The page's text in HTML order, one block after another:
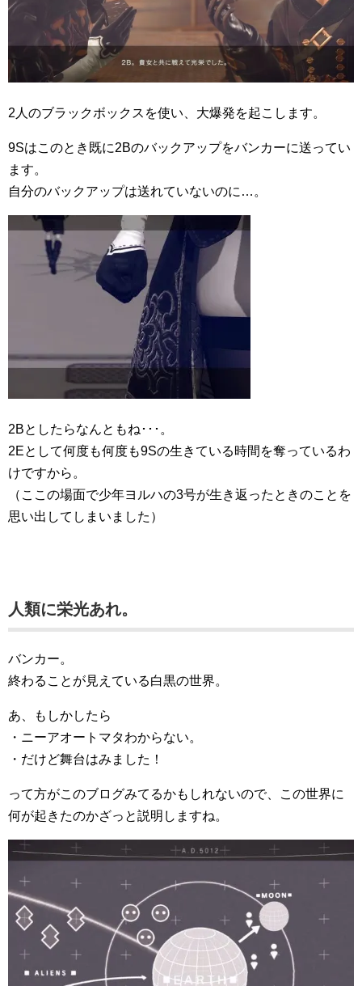
2人のブラックボックスを使い、大爆発を起こします。
9Sはこのとき既に2Bのバックアップをバンカーに送ってい
ます。
自分のバックアップは送れていないのに…。
2Bとしたらなんともね･･･。
2Eとして何度も何度も9Sの生きている時間を奪っているわ
けですから。
（ここの場面で少年ヨルハの3号が生き返ったときのことを
思い出してしまいました）
人類に栄光あれ。
バンカー。
終わることが見えている白黒の世界。
あ、もしかしたら
・ニーアオートマタわからない。
・だけど舞台はみました！
って方がこのブログみてるかもしれないので、この世界に
何が起きたのかざっと説明しますね。